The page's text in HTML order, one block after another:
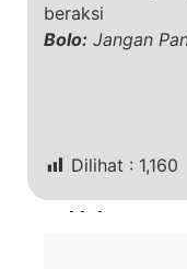
beraksi
Bolo: Jangan
Dilihat : 1,160
Terkini